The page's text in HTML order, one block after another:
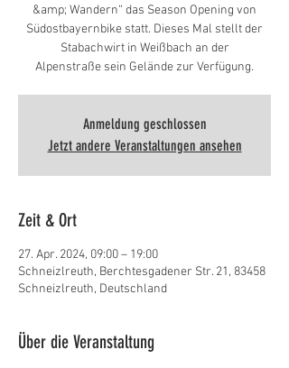
&amp; Wandern“ das Season Opening von
Südostbayernbike statt. Dieses Mal stellt der
Stabachwirt in Weißbach an der
Alpenstraße sein Gelände zur Verfügung.
Anmeldung geschlossen
Jetzt andere Veranstaltungen ansehen
Zeit & Ort
27. Apr. 2024, 09:00 – 19:00
Schneizlreuth, Berchtesgadener Str. 21, 83458
Schneizlreuth, Deutschland
Über die Veranstaltung